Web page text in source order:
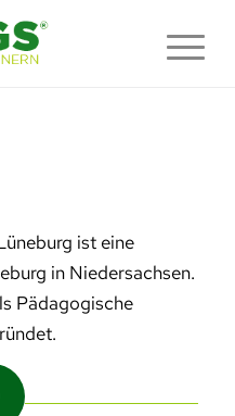
ist eine
in Niedersachsen.
Pädagogische